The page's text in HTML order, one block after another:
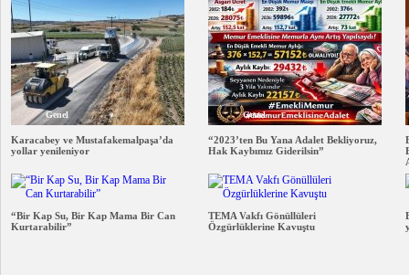
Genel
Karacabey ve Mustafakemalpaşa’da
yollar yenileniyor
Genel
“2023’ten Bu Yana Adalet Bekliyoruz,
Hak Kaybımız Giderilsin”
“Bir Kap Su, Bir Kap Mama Bir Can
Kurtarabilir”
TEMA Vakfı Gönüllüleri
Özgürlüklerine Kavuştu